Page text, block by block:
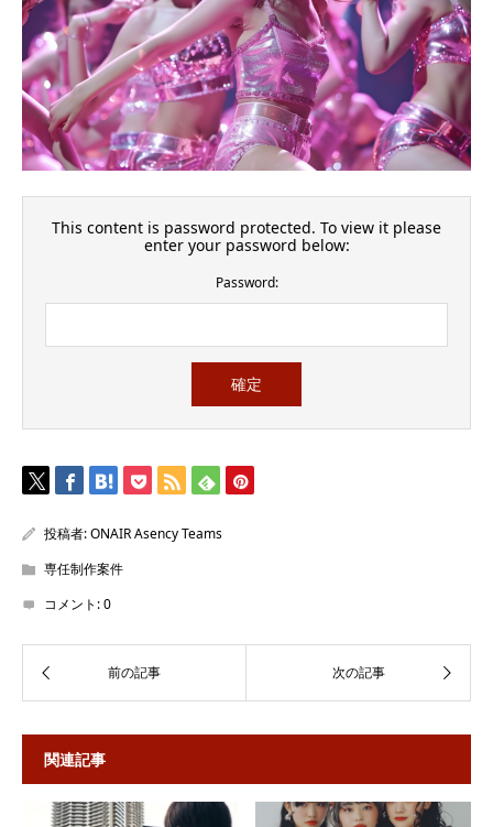
This content is password protected. To view it please
enter your password below:
Password:
投稿者:ONAIR Asency Teams
専任制作案件
コメント:0
関連記事